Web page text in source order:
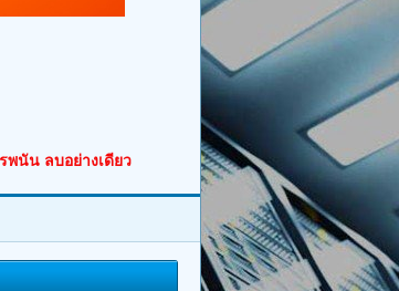
พนัน ลบอย่างเดียว